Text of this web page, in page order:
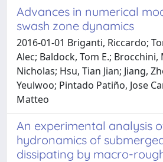
Advances in numerical
swash zone dynamics
2016-01-01 Briganti, Riccardo;
Alec; Baldock, Tom E.;
Nicholas; Hsu, Tian Jian; Jiang,
Yeulwoo; Pintado Patiño, Jose
Matteo
An experimental analysis
hydronamics of
dissipating by macro-